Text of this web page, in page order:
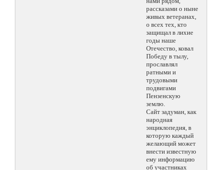
рассказами о ныне
живых ветеранах,
о всех тех, кто
защищал в лихие
годы наше
Отечество, ковал
Победу в тылу,
прославлял
ратными и
трудовыми
подвигами
Пензенскую
землю.
Сайт задуман, как
народная
энциклопедия, в
которую каждый
желающий может
внести известную
ему информацию
об участниках